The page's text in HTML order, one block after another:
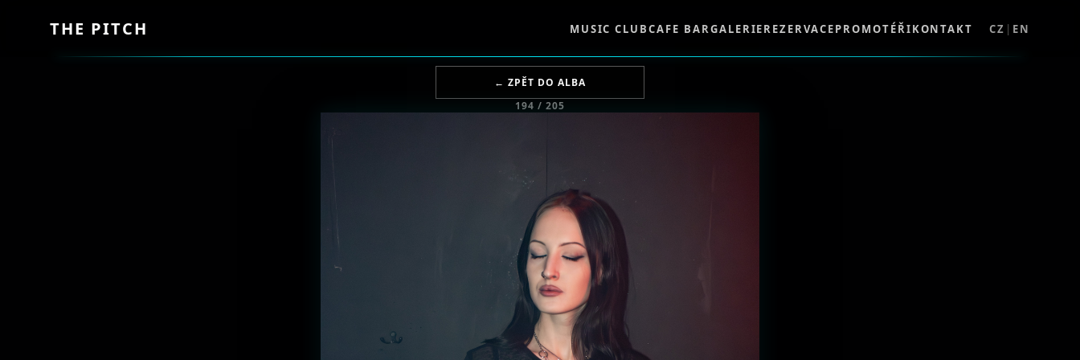
THE PITCH MUSIC CLUBCAFE BARGALERIEREZERVACEPROMOTÉŘIKONTAKT CZ | EN
← ZPĚT DO ALBA
194 / 205